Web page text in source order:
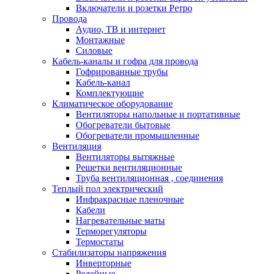
Включатели и розетки Ретро
Провода
Аудио, ТВ и интернет
Монтажные
Силовые
Кабель-каналы и гофра для провода
Гофрированные трубы
Кабель-канал
Комплектующие
Климатическое оборудование
Вентиляторы напольные и портативные
Обогреватели бытовые
Обогреватели промышленные
Вентиляция
Вентиляторы вытяжные
Решетки вентиляционные
Труба вентиляционная , соединения
Теплый пол электрический
Инфракрасные пленочные
Кабели
Нагревательные маты
Терморегуляторы
Термостаты
Стабилизаторы напряжения
Инверторные